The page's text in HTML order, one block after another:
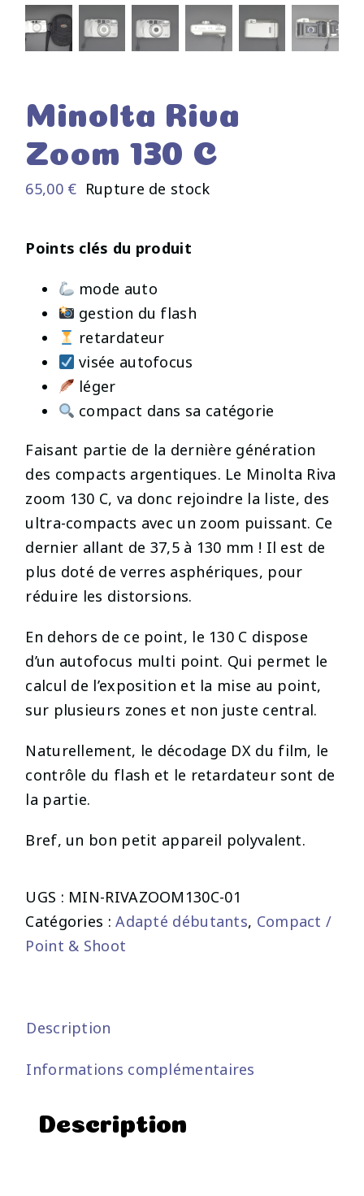
Minolta Riva
Zoom 130 C
65,00 € Rupture de stock
Points clés du produit
mode auto
gestion du flash
retardateur
visée autofocus
léger
compact dans sa catégorie
Faisant partie de la dernière génération
des compacts argentiques. Le Minolta Riva
zoom 130 C, va donc rejoindre la liste, des
ultra-compacts avec un zoom puissant. Ce
dernier allant de 37,5 à 130 mm ! Il est de
plus doté de verres asphériques, pour
réduire les distorsions.
En dehors de ce point, le 130 C dispose
d’un autofocus multi point. Qui permet le
calcul de l’exposition et la mise au point,
sur plusieurs zones et non juste central.
Naturellement, le décodage DX du film, le
contrôle du flash et le retardateur sont de
la partie.
Bref, un bon petit appareil polyvalent.
UGS : MIN-RIVAZOOM130C-01
Catégories :Adapté débutants, Compact /
Point & Shoot
Description
Informations complémentaires
Description